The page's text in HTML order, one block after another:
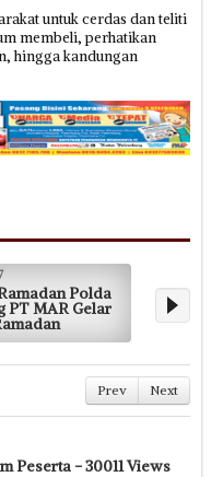
untuk cerdas dan teliti
membeli, perhatikan
hingga kandungan
Polda
PT MAR Gelar
Prev Next
Peserta - 30011 Views